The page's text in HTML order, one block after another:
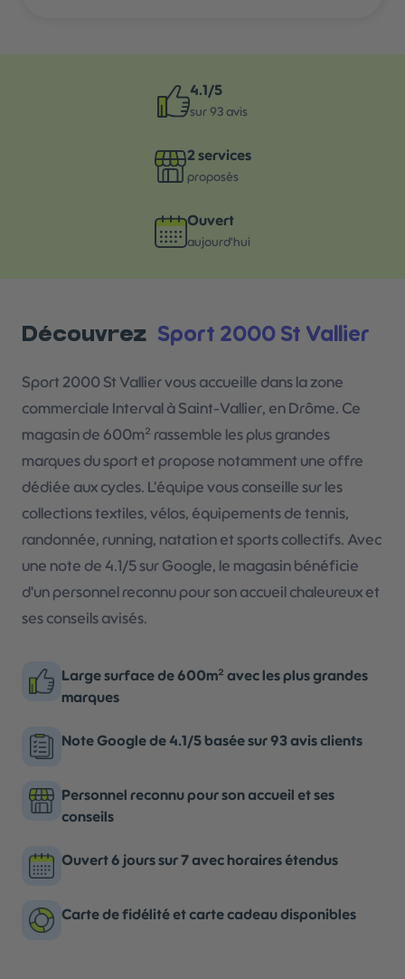
4.1 /5
sur 93 avis
2services
proposés
Ouvert
aujourd'hui
Découvrez Sport 2000 St Vallier
Sport 2000 St Vallier vous accueille dans la zone
commerciale Interval à Saint-Vallier, en Drôme. Ce
magasin de 600m² rassemble les plus grandes
marques du sport et propose notamment une offre
dédiée aux cycles. L'équipe vous conseille sur les
collections textiles, vélos, équipements de tennis,
randonnée, running, natation et sports collectifs. Avec
une note de 4.1/5 sur Google, le magasin bénéficie
d'un personnel reconnu pour son accueil chaleureux et
ses conseils avisés.
Large surface de 600m² avec les plus grandes
marques
Note Google de 4.1/5 basée sur 93 avis clients
Personnel reconnu pour son accueil et ses
conseils
Ouvert 6 jours sur 7 avec horaires étendus
Carte de fidélité et carte cadeau disponibles